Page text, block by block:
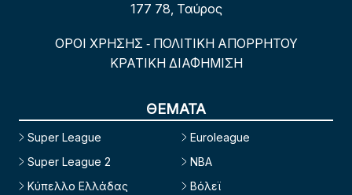
177 78, Ταύρος
ΟΡΟΙ ΧΡΗΣΗΣ - ΠΟΛΙΤΙΚΗ ΑΠΟΡΡΗΤΟΥ
ΚΡΑΤΙΚΗ ΔΙΑΦΗΜΙΣΗ
ΘΕΜΑΤΑ
Super League
Super League 2
Κύπελλο Ελλάδας
Euroleague
NBA
Βόλεϊ